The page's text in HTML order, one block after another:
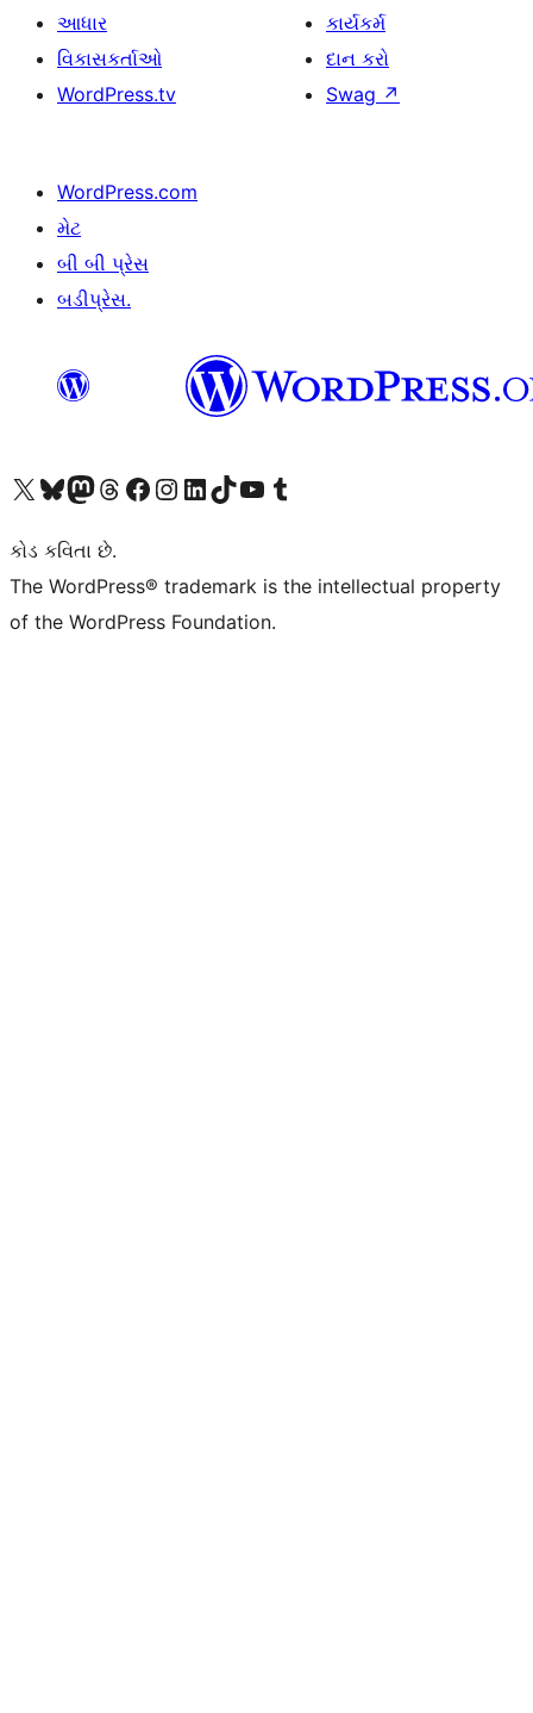
આધાર
વિકાસકર્તાઓ
WordPress.tv
કાર્યકર્મ
દાન કરો
Swag ↗
WordPress.com
મેટ
બી બી પ્રેસ
બડીપ્રેસ.
અમારા X (અગાઉ ટ્વિટર) એકાઉન્ટની મુલાકાત લોઅમારા Bluesky એકાઉન્ટની મુલાકાત લોઅમારા માસ્ટોડોન એકાઉન્ટની મુલાકાત લોઅમારા Threads એકાઉન્ટની મુલાકાત લો અમારા ફેસબુક પેજની મુલાકાત લોઅમારા ઇન્સ્ટાગ્રામ એકાઉન્ટની મુલાકાત લો અમારા LinkedIn એકાઉન્ટની મુલાકાત લોઅમારા TikTok એકાઉન્ટની મુલાકાત લોઅમારી YouTube ચેનલની મુલાકાત લો અમારા Tumblr એકાઉન્ટની મુલાકાત લો
કોડ કવિતા છે.
The WordPress® trademark is the intellectual property
of the WordPress Foundation.